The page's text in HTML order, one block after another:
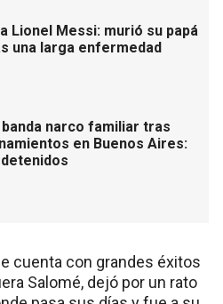
Lionel Messi: murió su papá
una larga enfermedad
banda narco familiar tras
en Buenos Aires:
cuenta con grandes éxitos
Salomé, dejó por un rato